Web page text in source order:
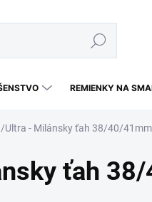
Hľadať
REMIENKY NA
Ultra - Milánsky ťah 38/40/41mm
ťah